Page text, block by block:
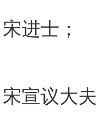
进士；
宣议大